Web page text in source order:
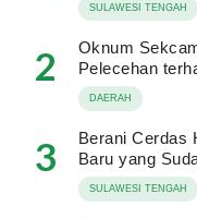
SULAWESI TENGAH
2
Oknum
Pelecehan
DAERAH
3
Berani Cerdas
Baru yang
SULAWESI TENGAH